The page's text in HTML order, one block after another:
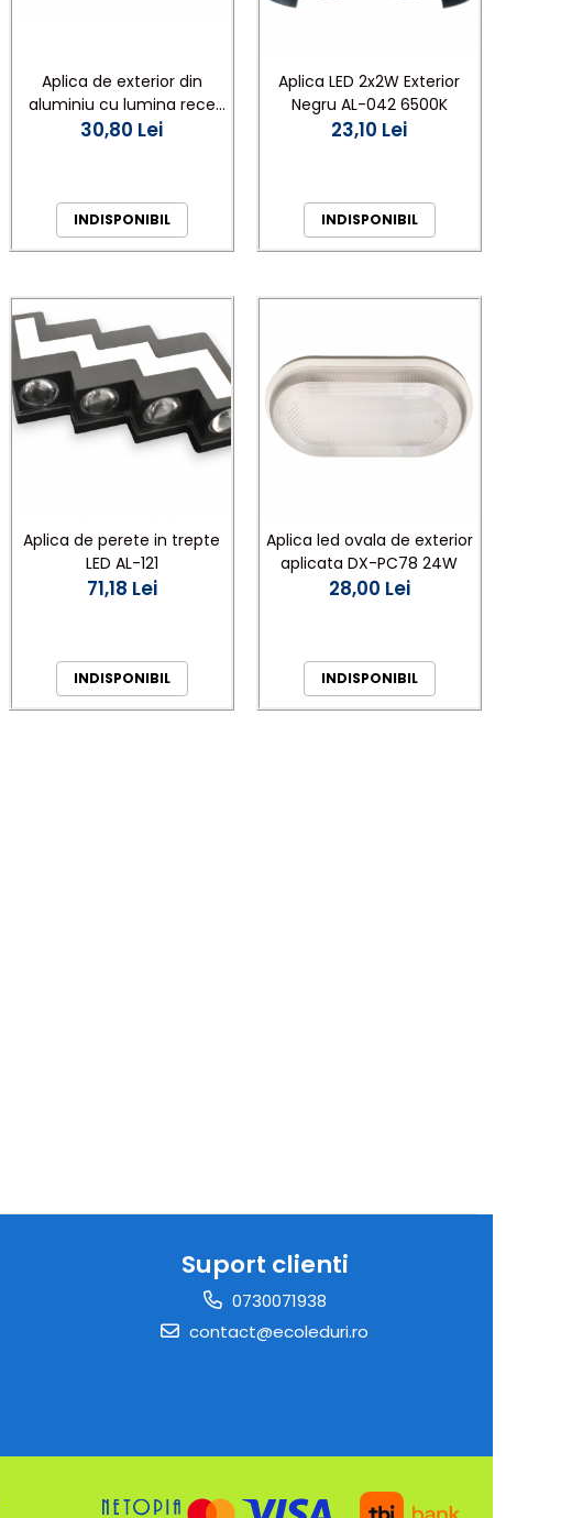
Aplica de exterior din
aluminiu cu lumina rece
sus jos 6500 K AL-042
30,80 Lei
INDISPONIBIL
Aplica LED 2x2W Exterior
Negru AL-042 6500K
23,10 Lei
INDISPONIBIL
Aplica de perete in trepte
LED AL-121
71,18 Lei
INDISPONIBIL
Aplica led ovala de exterior
aplicata DX-PC78 24W
28,00 Lei
INDISPONIBIL
Suport clienti
0730071938
contact@ecoleduri.ro